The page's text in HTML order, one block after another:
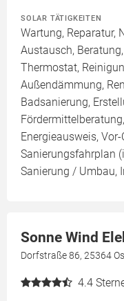
SOLAR TÄTIGKEITEN
Wartung, Reparatur,
Austausch,
Thermostat,
Außendämmung,
Badsanierung,
Energieausweis,
Sanierungsfahrplan
Sanierung / Umbau,
Sonne Wind
Dorfstraße 86, 25364
4.4